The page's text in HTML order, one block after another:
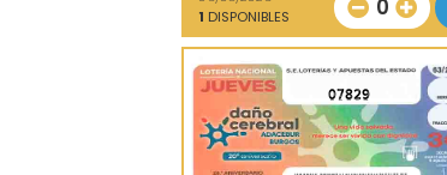
1 DISPONIBLES 0
07829